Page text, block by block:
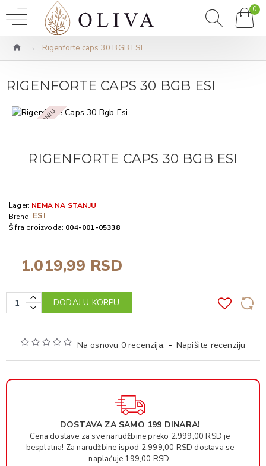
0
Rigenforte caps 30 BGB ESI
RIGENFORTE CAPS 30 BGB ESI
NEMA NA STANJU
RIGENFORTE CAPS 30 BGB ESI
Na osnovu 0 recenzija. - Napišite recenziju
1.019,99 RSD
Lager: NEMA NA STANJU
Brend: ESI
Šifra proizvoda: 004-001-05338
DODAJ U KORPU
DOSTAVA ZA SAMO 199 DINARA!
Cena dostave za sve narudžbine preko 2.999,00 RSD je
besplatna! Za narudžbine ispod 2.999,00 RSD dostava se
naplaćuje 199,00 RSD.